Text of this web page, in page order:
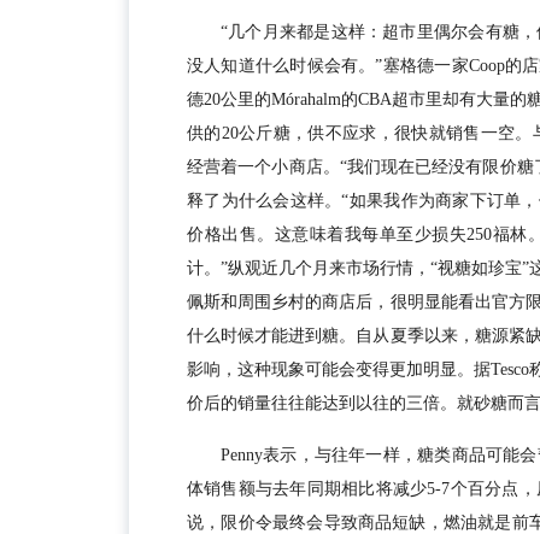
“几个月来都是这样：超市里偶尔会有糖
没人知道什么时候会有。”塞格德一家Coop的
德20公里的Mórahalm的CBA超市里却有大量
供的20公斤糖，供不应求，很快就销售一空。
经营着一个小商店。“我们现在已经没有限价
释了为什么会这样。“如果我作为商家下订单
价格出售。这意味着我每单至少损失250福
计。”纵观近几个月来市场行情，“视糖如珍宝
佩斯和周围乡村的商店后，很明显能看出官方
什么时候才能进到糖。自从夏季以来，糖源紧
影响，这种现象可能会变得更加明显。据
价后的销量往往能达到以往的三倍。就砂糖而
Penny表示，与往年一样，糖类商品可能
体销售额与去年同期相比将减少5-7个百分点
说，限价令最终会导致商品短缺，燃油就是前